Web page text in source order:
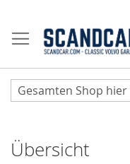
Inhalt
springen
Übersicht